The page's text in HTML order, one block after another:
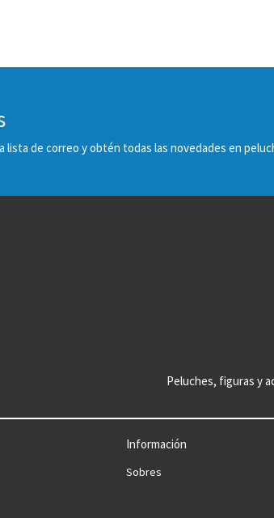
lista de correo y obtén todas las novedades en
Peluches, figuras y
Información
Sobres